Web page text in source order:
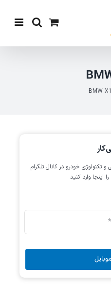
BMW X1
تکنولوژی خودرو در کانال تلگرام
اینجا وارد کنید